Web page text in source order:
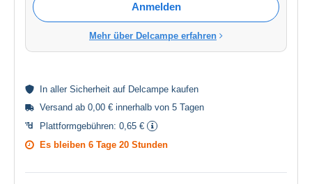
Anmelden
Mehr über Delcampe erfahren
In aller Sicherheit auf Delcampe kaufen
Versand ab 0,00 € innerhalb von 5 Tagen
Plattformgebühren: 0,65 €
Es bleiben 6 Tage 20 Stunden